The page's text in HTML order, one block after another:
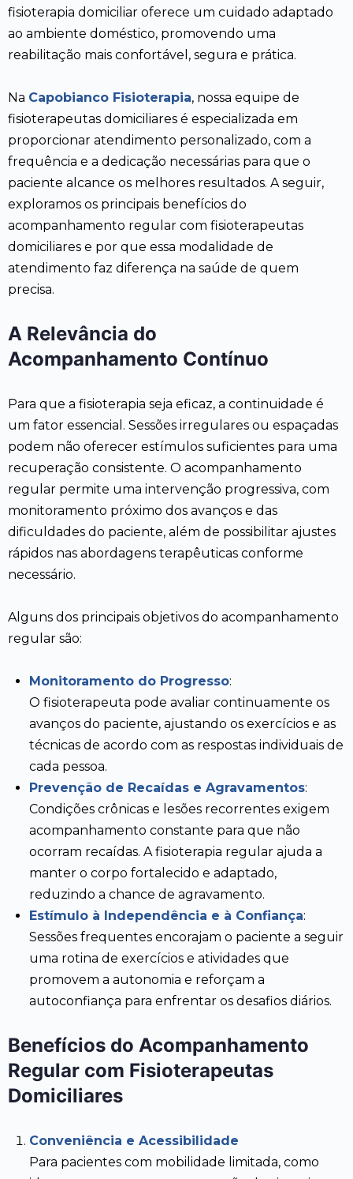
fisioterapia domiciliar oferece um cuidado adaptado
ao ambiente doméstico, promovendo uma
reabilitação mais confortável, segura e prática.
Na Capobianco Fisioterapia, nossa equipe de
fisioterapeutas domiciliares é especializada em
proporcionar atendimento personalizado, com a
frequência e a dedicação necessárias para que o
paciente alcance os melhores resultados. A seguir,
exploramos os principais benefícios do
acompanhamento regular com fisioterapeutas
domiciliares e por que essa modalidade de
atendimento faz diferença na saúde de quem
precisa.
A Relevância do
Acompanhamento Contínuo
Para que a fisioterapia seja eficaz, a continuidade é
um fator essencial. Sessões irregulares ou espaçadas
podem não oferecer estímulos suficientes para uma
recuperação consistente. O acompanhamento
regular permite uma intervenção progressiva, com
monitoramento próximo dos avanços e das
dificuldades do paciente, além de possibilitar ajustes
rápidos nas abordagens terapêuticas conforme
necessário.
Alguns dos principais objetivos do acompanhamento
regular são:
Monitoramento do Progresso:
O fisioterapeuta pode avaliar continuamente os
avanços do paciente, ajustando os exercícios e as
técnicas de acordo com as respostas individuais de
cada pessoa.
Prevenção de Recaídas e Agravamentos:
Condições crônicas e lesões recorrentes exigem
acompanhamento constante para que não
ocorram recaídas. A fisioterapia regular ajuda a
manter o corpo fortalecido e adaptado,
reduzindo a chance de agravamento.
Estímulo à Independência e à Confiança:
Sessões frequentes encorajam o paciente a seguir
uma rotina de exercícios e atividades que
promovem a autonomia e reforçam a
autoconfiança para enfrentar os desafios diários.
Benefícios do Acompanhamento
Regular com Fisioterapeutas
Domiciliares
Conveniência e Acessibilidade
Para pacientes com mobilidade limitada, como